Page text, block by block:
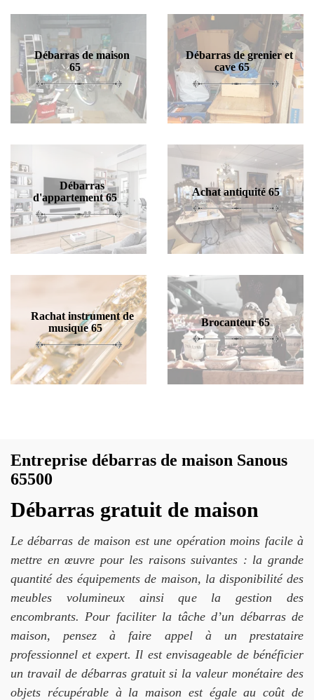
Débarras de maison
65
Débarras de grenier et
cave 65
Débarras
d'appartement 65
Achat antiquité 65
Rachat instrument de
musique 65
Brocanteur 65
Entreprise débarras de maison Sanous
65500
Débarras gratuit de maison
Le débarras de maison est une opération moins facile à
mettre en œuvre pour les raisons suivantes : la grande
quantité des équipements de maison, la disponibilité des
meubles volumineux ainsi que la gestion des
encombrants. Pour faciliter la tâche d’un débarras de
maison, pensez à faire appel à un prestataire
professionnel et expert. Il est envisageable de bénéficier
un travail de débarras gratuit si la valeur monétaire des
objets récupérable à la maison est égale au coût de